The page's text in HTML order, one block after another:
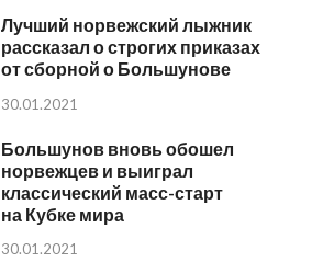
Лучший норвежский лыжник
рассказал о строгих приказах
от сборной о Большунове
30.01.2021
Большунов вновь обошел
норвежцев и выиграл
классический масс-старт
на Кубке мира
30.01.2021